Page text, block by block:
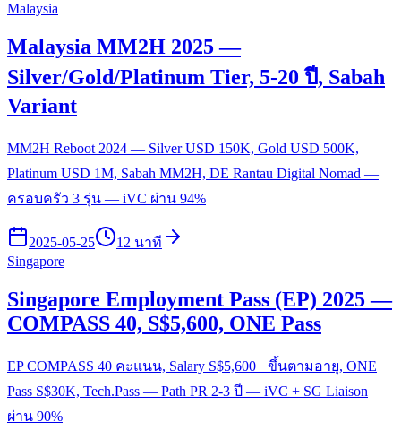
Malaysia
Malaysia MM2H 2025 —
Silver/Gold/Platinum Tier, 5-20 ปี, Sabah
Variant
MM2H Reboot 2024 — Silver USD 150K, Gold USD 500K,
Platinum USD 1M, Sabah MM2H, DE Rantau Digital Nomad —
ครอบครัว 3 รุ่น — iVC ผ่าน 94%
2025-05-25
12 นาที
Singapore
Singapore Employment Pass (EP) 2025 —
COMPASS 40, S$5,600, ONE Pass
EP COMPASS 40 คะแนน, Salary S$5,600+ ขึ้นตามอายุ, ONE
Pass S$30K, Tech.Pass — Path PR 2-3 ปี — iVC + SG Liaison
ผ่าน 90%